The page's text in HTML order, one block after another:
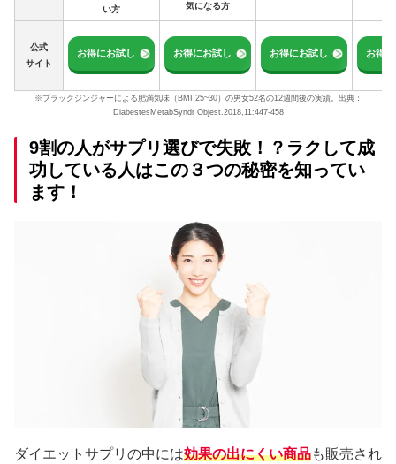
い方
気になる方
公式
サイト
お得にお試し お得にお試し お得にお試し お得
※ブラックジンジャーによる肥満気味（BMI 25~30）の男女52名の12週間後の実績。出典：
DiabestesMetabSyndr Objest.2018,11:447-458
9割の人がサプリ選びで失敗！？ラクして成
功している人はこの３つの秘密を知ってい
ます！
ダイエットサプリの中には効果の出にくい商品も販売され